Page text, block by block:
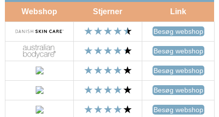
Webshop Stjerner Link
Besøg webshop
Besøg webshop
Besøg webshop
Besøg webshop
Besøg webshop